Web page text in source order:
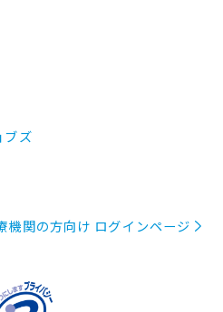
ブズ
機関の方向け ログインページ